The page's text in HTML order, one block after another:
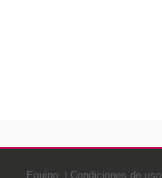
Equipo Condiciones de uso